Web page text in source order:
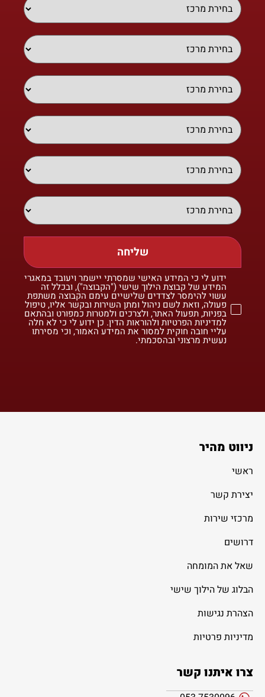
שליחה
ידוע לי כי המידע האישי שמסרתי יישמר ויעובד במאגרי
המידע של קבוצת הילוך שישי ("הקבוצה"), ובכלל זה
עשוי להימסר לצדדים שלישיים עימם הקבוצה משתפת
פעולה, וזאת לשם ניהול ומתן השירות ובקשר אליו, טיפול
בפניות, תפעול האתר, ולצרכים ולמטרות כמפורט ובהתאם
למדיניות הפרטיות ולהוראות הדין. כן ידוע לי כי לא חלה
עליי חובה חוקית למסור את המידע האמור, וכי מסירתו
נעשית מרצוני ובהסכמתי.
ניווט מהיר
ראשי
יצירת קשר
מרכזי שירות
דרושים
שאל את המומחה
הבלוג של הילוך שישי
הצהרת נגישות
מדיניות פרטיות
צרו איתנו קשר